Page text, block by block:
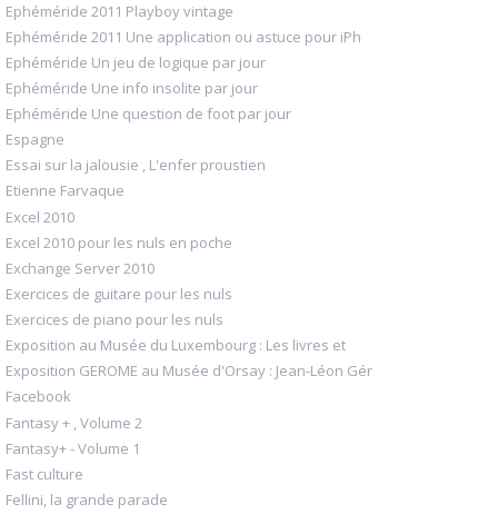
Ephéméride 2011 Playboy vintage
Ephéméride 2011 Une application ou astuce pour iPh
Ephéméride Un jeu de logique par jour
Ephéméride Une info insolite par jour
Ephéméride Une question de foot par jour
Espagne
Essai sur la jalousie , L'enfer proustien
Etienne Farvaque
Excel 2010
Excel 2010 pour les nuls en poche
Exchange Server 2010
Exercices de guitare pour les nuls
Exercices de piano pour les nuls
Exposition au Musée du Luxembourg : Les livres et
Exposition GEROME au Musée d'Orsay : Jean-Léon Gér
Facebook
Fantasy + , Volume 2
Fantasy+ - Volume 1
Fast culture
Fellini, la grande parade